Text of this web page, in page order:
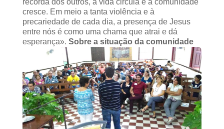
cresce. Em meio a tanta violência e à
precariedade de cada dia, a presença de Jesus
entre nós é como uma chama que atrai e dá
esperança». Sobre a situação da comunidade